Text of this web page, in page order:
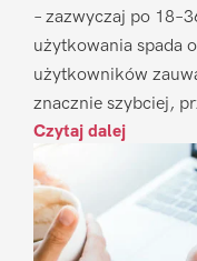
– zazwyczaj po
użytkowania spada
użytkowników
znacznie szybciej,
Czytaj dalej